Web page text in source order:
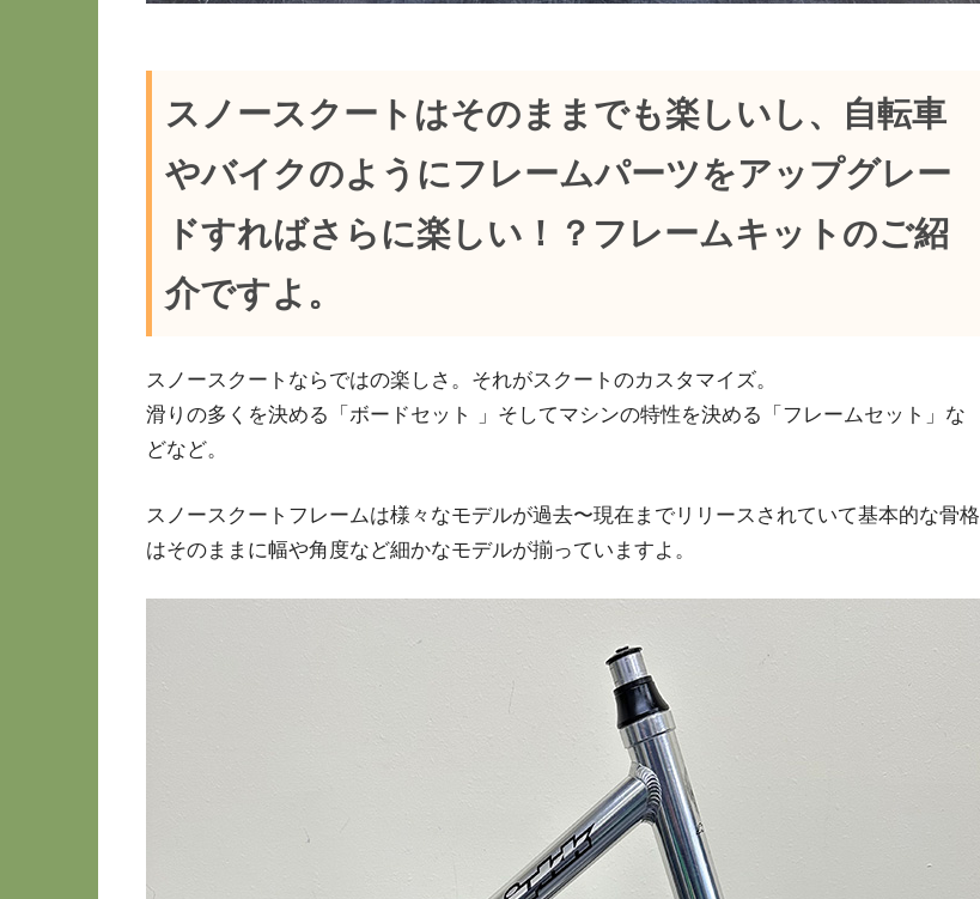
スノースクートはそのままでも楽しいし、自転車
やバイクのようにフレームパーツをアップグレー
ドすればさらに楽しい！？フレームキットのご紹
介ですよ。
スノースクートならではの楽しさ。それがスクートのカスタマイズ。
滑りの多くを決める「ボードセット 」そしてマシンの特性を決める「フレームセット」な
どなど。
スノースクートフレームは様々なモデルが過去〜現在までリリースされていて基本的な骨格
はそのままに幅や角度など細かなモデルが揃っていますよ。